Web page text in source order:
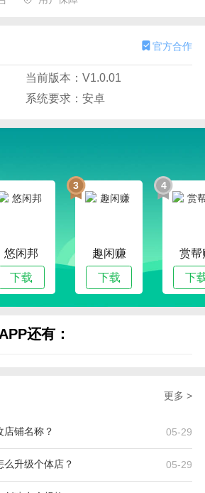
官方合作
当前版本：V1.0.01
系统要求：安卓
悠闲邦
下载
3
趣闲赚
下载
4
赏帮
下
还有：
更多 >
店铺名称？ 05-29
升级个体店？ 05-29